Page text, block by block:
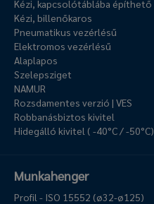
Kézi, kapcsolótáblába építhető
Kézi, billenőkaros
Pneumatikus vezérlésű
Elektromos vezérlésű
Alaplapos
Szelepsziget
NAMUR
Rozsdamentes verzió | VES
Robbanásbiztos kivitel
Hidegálló kivitel ( -40°C / -50°C)
Munkahenger
Profil - ISO 15552 (ø32-ø125)